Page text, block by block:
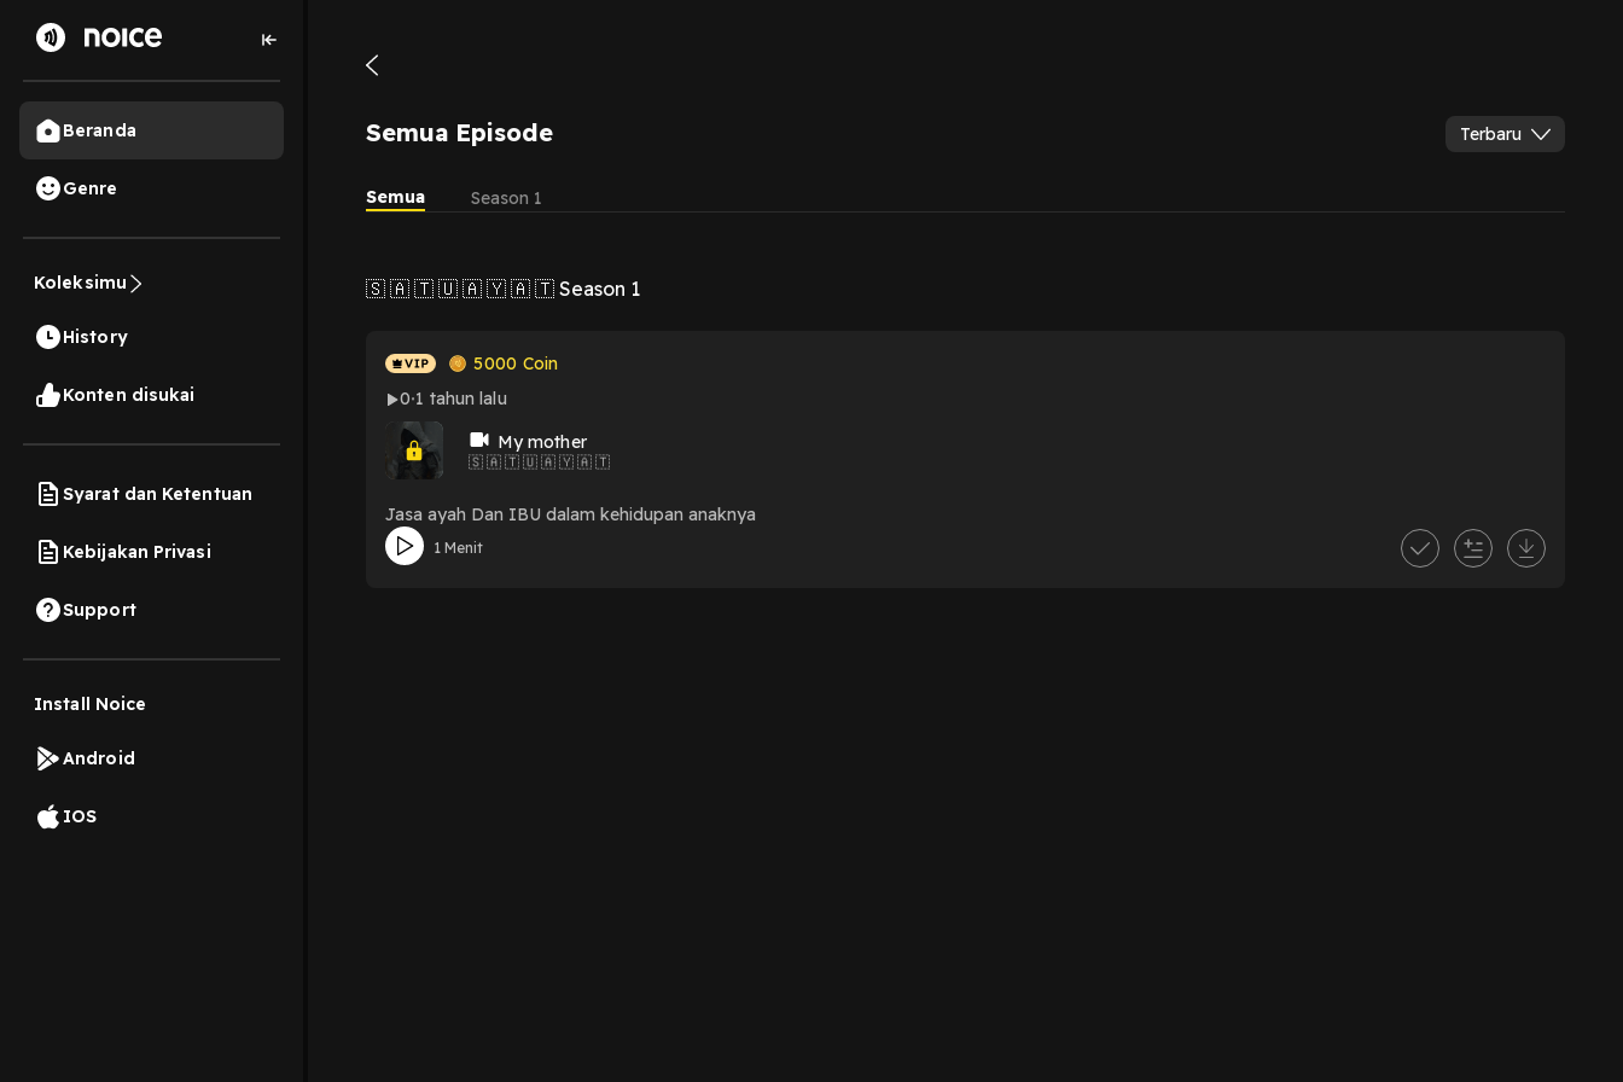
Beranda
Genre
Koleksimu
History
Konten disukai
Syarat dan Ketentuan
Kebijakan Privasi
Support
Install Noice
Android
IOS
Semua Episode Terbaru
Semua Season 1
🇸 🇦 🇹 🇺 🇦 🇾 🇦 🇹 Season 1
5000 Coin
0 1 tahun lalu
My mother
🇸 🇦 🇹 🇺 🇦 🇾 🇦 🇹
Jasa ayah Dan IBU dalam kehidupan anaknya
1 Menit